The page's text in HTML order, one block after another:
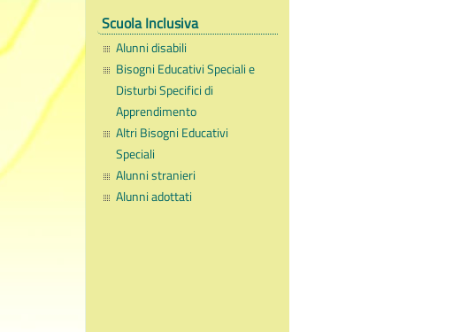
Scuola Inclusiva
Alunni disabili
Bisogni Educativi Speciali e
Disturbi Specifici di
Apprendimento
Altri Bisogni Educativi
Speciali
Alunni stranieri
Alunni adottati